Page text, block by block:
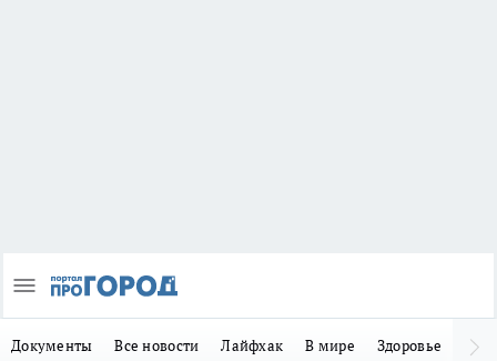
Документы Все новости Лайфхак В мире Здоровье